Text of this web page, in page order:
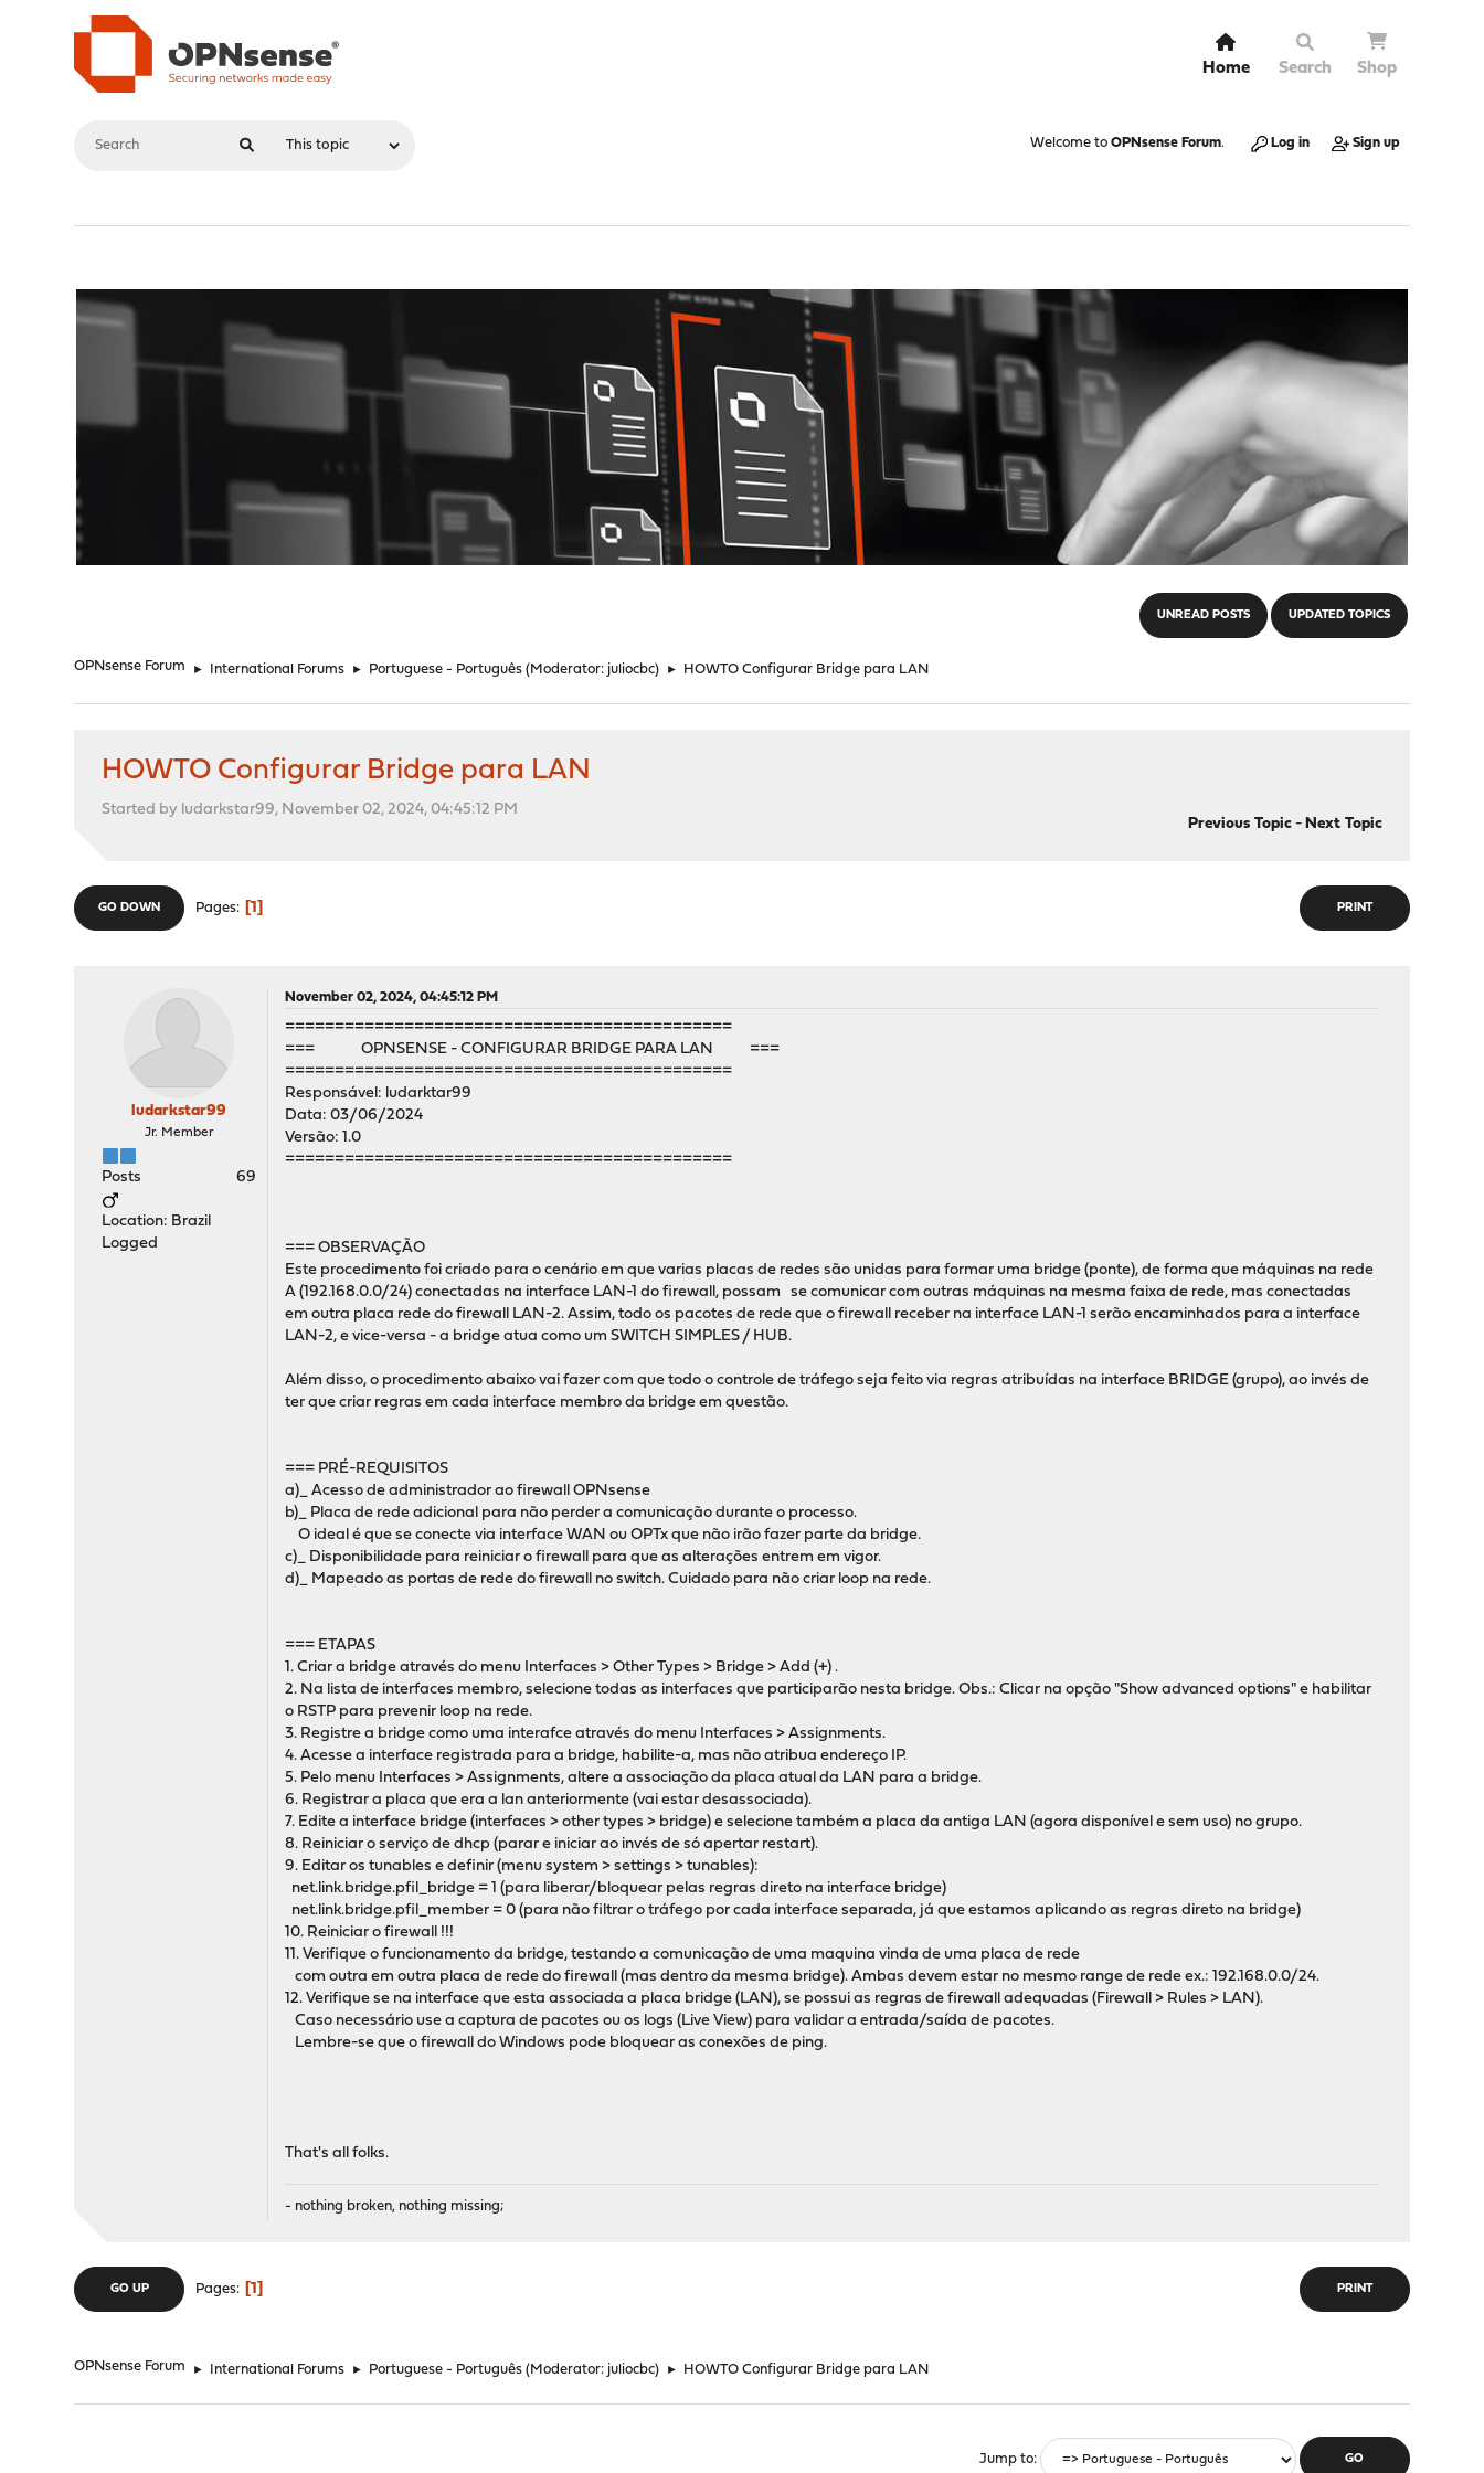
Home Search Shop
Welcome to OPNsense Forum. Log in Sign up
UNREAD POSTS UPDATED TOPICS
OPNsense Forum ► International Forums ► Portuguese - Português (Moderator: juliocbc) ► HOWTO Configurar Bridge para LAN
HOWTO Configurar Bridge para LAN
Started by ludarkstar99, November 02, 2024, 04:45:12 PM
Previous Topic- Next Topic
PRINT
GO DOWN Pages 1
ludarkstar99
Jr. Member
Posts 69
Location: Brazil
Logged
November 02, 2024, 04:45:12 PM
=============================================
=== OPNSENSE - CONFIGURAR BRIDGE PARA LAN ===
=============================================
Responsável: ludarktar99
Data: 03/06/2024
Versão: 1.0
=============================================
=== OBSERVAÇÃO
Este procedimento foi criado para o cenário em que varias placas de redes são unidas para formar uma bridge (ponte), de forma que máquinas na rede
A (192.168.0.0/24) conectadas na interface LAN-1 do firewall, possam se comunicar com outras máquinas na mesma faixa de rede, mas conectadas
em outra placa rede do firewall LAN-2. Assim, todo os pacotes de rede que o firewall receber na interface LAN-1 serão encaminhados para a interface
LAN-2, e vice-versa - a bridge atua como um SWITCH SIMPLES / HUB.
Além disso, o procedimento abaixo vai fazer com que todo o controle de tráfego seja feito via regras atribuídas na interface BRIDGE (grupo), ao invés de
ter que criar regras em cada interface membro da bridge em questão.
=== PRÉ-REQUISITOS
a)_ Acesso de administrador ao firewall OPNsense
b)_ Placa de rede adicional para não perder a comunicação durante o processo.
O ideal é que se conecte via interface WAN ou OPTx que não irão fazer parte da bridge.
c)_ Disponibilidade para reiniciar o firewall para que as alterações entrem em vigor.
d)_ Mapeado as portas de rede do firewall no switch. Cuidado para não criar loop na rede.
=== ETAPAS
1. Criar a bridge através do menu Interfaces > Other Types > Bridge > Add (+) .
2. Na lista de interfaces membro, selecione todas as interfaces que participarão nesta bridge. Obs.: Clicar na opção "Show advanced options" e habilitar
o RSTP para prevenir loop na rede.
3. Registre a bridge como uma interafce através do menu Interfaces > Assignments.
4. Acesse a interface registrada para a bridge, habilite-a, mas não atribua endereço IP.
5. Pelo menu Interfaces > Assignments, altere a associação da placa atual da LAN para a bridge.
6. Registrar a placa que era a lan anteriormente (vai estar desassociada).
7. Edite a interface bridge (interfaces > other types > bridge) e selecione também a placa da antiga LAN (agora disponível e sem uso) no grupo.
8. Reiniciar o serviço de dhcp (parar e iniciar ao invés de só apertar restart).
9. Editar os tunables e definir (menu system > settings > tunables):
net.link.bridge.pfil_bridge = 1 (para liberar/bloquear pelas regras direto na interface bridge)
net.link.bridge.pfil_member = 0 (para não filtrar o tráfego por cada interface separada, já que estamos aplicando as regras direto na bridge)
10. Reiniciar o firewall !!!
11. Verifique o funcionamento da bridge, testando a comunicação de uma maquina vinda de uma placa de rede
com outra em outra placa de rede do firewall (mas dentro da mesma bridge). Ambas devem estar no mesmo range de rede ex.: 192.168.0.0/24.
12. Verifique se na interface que esta associada a placa bridge (LAN), se possui as regras de firewall adequadas (Firewall > Rules > LAN).
Caso necessário use a captura de pacotes ou os logs (Live View) para validar a entrada/saída de pacotes.
Lembre-se que o firewall do Windows pode bloquear as conexões de ping.
That's all folks.
- nothing broken, nothing missing;
PRINT
GO UP Pages 1
OPNsense Forum ► International Forums ► Portuguese - Português (Moderator: juliocbc) ► HOWTO Configurar Bridge para LAN
Jump to